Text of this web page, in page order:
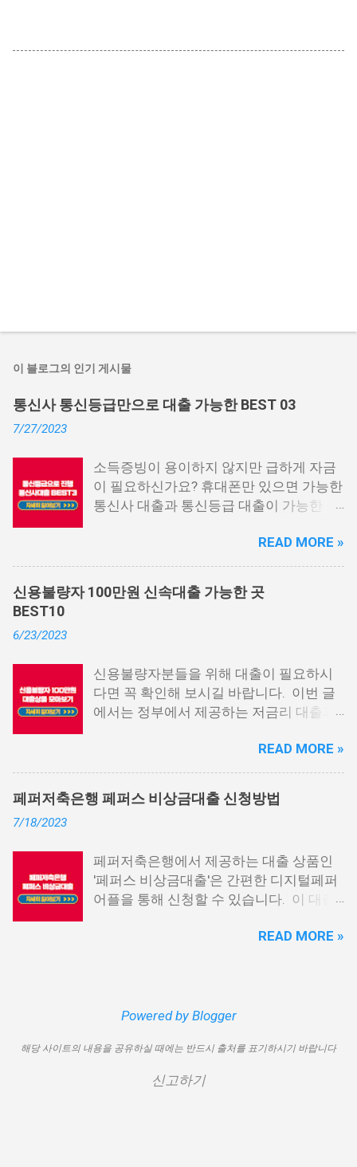
이 블로그의 인기 게시물
통신사 통신등급만으로 대출 가능한 BEST 03
7/27/2023
소득증빙이 용이하지 않지만 급하게 자금
이 필요하신가요? 휴대폰만 있으면 가능한
통신사 대출과 통신등급 대출이 가능한 곳
신사 대출이란? 급히 자금이 필요한 상황
이 발생하면, 때로는 소액 대출을 고려해야
할 수도 있습니다. 하지만 이직 준비로 인
해 무직 상태이거나 소득 증빙이 어려운 상
대출 상품은 휴대폰만 있으면 간편하게 신
청할 수 있으며, 통신 등급에 따라 대출이
가능합니다. 마치 신용등급처럼 등급별로
부 내역과 장기간에 걸쳐 통신사를 이용한
우량한 고객이면, 추가 혜택도 받을 수 있
습니다. 급히 자금이 필요한 경우, 소액 대
해야 할 수도 있습니다. 그러나 통신사 대
출을 고민해보셨다면, 무직자에게는 매우
기쁜 소식일 것입니다. 통신사 대출은 휴대
통신 사용량을 토대로 신용 등급을 부여하
다. 통신사 대출 및 통신 등급 대출이 가능
한 모바일 간편 대출 상품에 대한 안내를
가능한 곳 BEST03 1. 핀크 생활비 대출 핀
READ MORE »
신용불량자 100만원 신속대출 가능한 곳
BEST10
6/23/2023
신용불량자분들을 위해 대출이 필요하시
다면 꼭 확인해 보시길 바랍니다. 이번 글
에서는 정부에서 제공하는 저금리 대출과
상위 10개 상품을 추천해 드립니다. 📌 목
차 1. 소액생계비대출: 연체자 100만원 대
출 2. 신용회복위원회 성실상환자대출 3.
신용회복위원회 비대면 간편대출 4. 햇살
7. 국민행복기금 소액대출 8. 웰컴저축은
행 웰컴희망대출 9. 미래크레디트대부 10.
신용불량자 자동차담보대출 11. 결론 1. 소
생계비대출은 2023년 3월부터 시작된 정
니다. 단, 한정된 예산으로 가장 취약한 계
대 100만원으로 제한됩니다. 대출 기간은
1년이며, 대출금에 대해 연 15.9%의 금리
READ MORE »
페퍼저축은행 페퍼스 비상금대출 신청방법
7/18/2023
페퍼저축은행에서 제공하는 대출 상품인
'페퍼스 비상금대출'은 간편한 디지털페퍼
어플을 통해 신청할 수 있습니다. 이 대출
출 한도를 제공하며, 프리랜서 분들과 같이
출 상품은 최대 500만원까지 대출 가능하
대출 기간은 3년으로 정해져 있으며, 대출
자격은 추정소득 증빙 가능한 모든 분들이
이용 가능합니다. 페퍼스 비상금대출 이외
READ MORE »
Powered by Blogger
해당 사이트의 내용을 공유하실 때에는 반드시 출처를 표기하시기 바랍니다
신고하기